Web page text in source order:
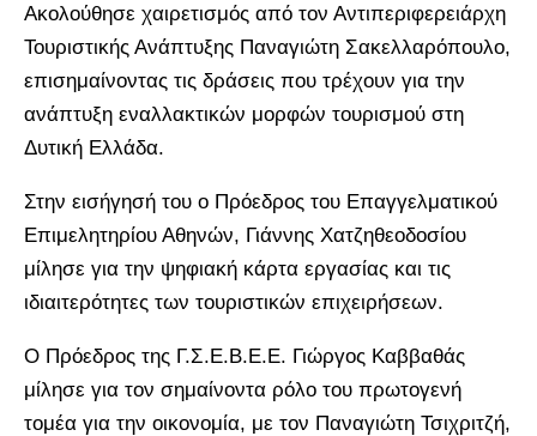
Ακολούθησε χαιρετισμός από τον Αντιπεριφερειάρχη
Τουριστικής Ανάπτυξης Παναγιώτη Σακελλαρόπουλο,
επισημαίνοντας τις δράσεις που τρέχουν για την
ανάπτυξη εναλλακτικών μορφών τουρισμού στη
Δυτική Ελλάδα.
Στην εισήγησή του ο Πρόεδρος του Επαγγελματικού
Επιμελητηρίου Αθηνών, Γιάννης Χατζηθεοδοσίου
μίλησε για την ψηφιακή κάρτα εργασίας και τις
ιδιαιτερότητες των τουριστικών επιχειρήσεων.
Ο Πρόεδρος της Γ.Σ.Ε.Β.Ε.Ε. Γιώργος Καββαθάς
μίλησε για τον σημαίνοντα ρόλο του πρωτογενή
τομέα για την οικονομία, με τον Παναγιώτη Τσιχριτζή,